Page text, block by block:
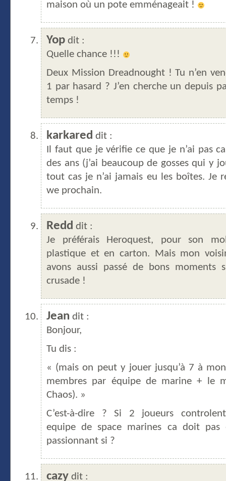
maison où un pote emménageait !
Yop dit :
Quelle chance !!!
Deux Mission Dreadnought ! Tu n’en
1 par hasard ? J’en cherche un depuis
temps !
karkared dit :
Il faut que je vérifie ce que je n’ai pas
des ans (j’ai beaucoup de gosses qui y
tout cas je n’ai jamais eu les boîtes. Je
we prochain.
Redd dit :
Je préférais Heroquest, pour son
plastique et en carton. Mais mon
avons aussi passé de bons moments
crusade !
Jean dit :
Bonjour,
Tu dis :
« (mais on peut y jouer jusqu’à 7 à
membres par équipe de marine + le
Chaos). »
C’est-à-dire ? Si 2 joueurs
equipe de space marines ca doit pas
passionnant si ?
cazy dit :